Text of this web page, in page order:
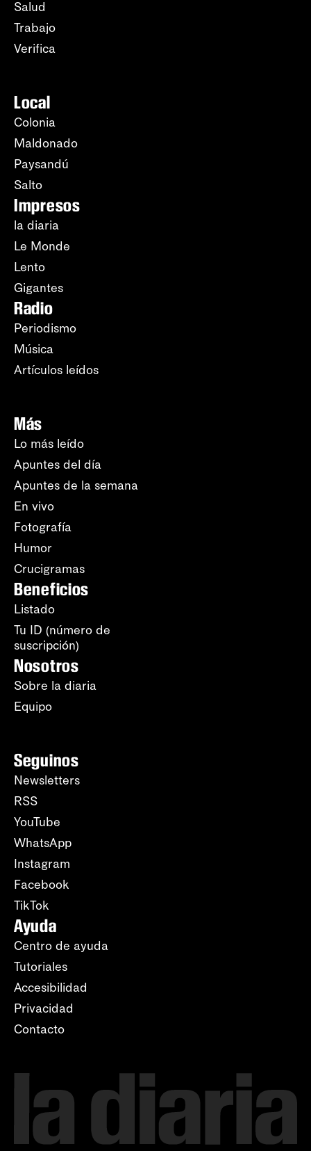
Salud
Trabajo
Verifica
Local
Colonia
Maldonado
Paysandú
Salto
Impresos
la diaria
Le Monde
Lento
Gigantes
Radio
Periodismo
Música
Artículos leídos
Más
Lo más leído
Apuntes del día
Apuntes de la semana
En vivo
Fotografía
Humor
Crucigramas
Beneficios
Listado
Tu ID (número de
suscripción)
Nosotros
Sobre la diaria
Equipo
Seguinos
Newsletters
RSS
YouTube
WhatsApp
Instagram
Facebook
TikTok
Ayuda
Centro de ayuda
Tutoriales
Accesibilidad
Privacidad
Contacto